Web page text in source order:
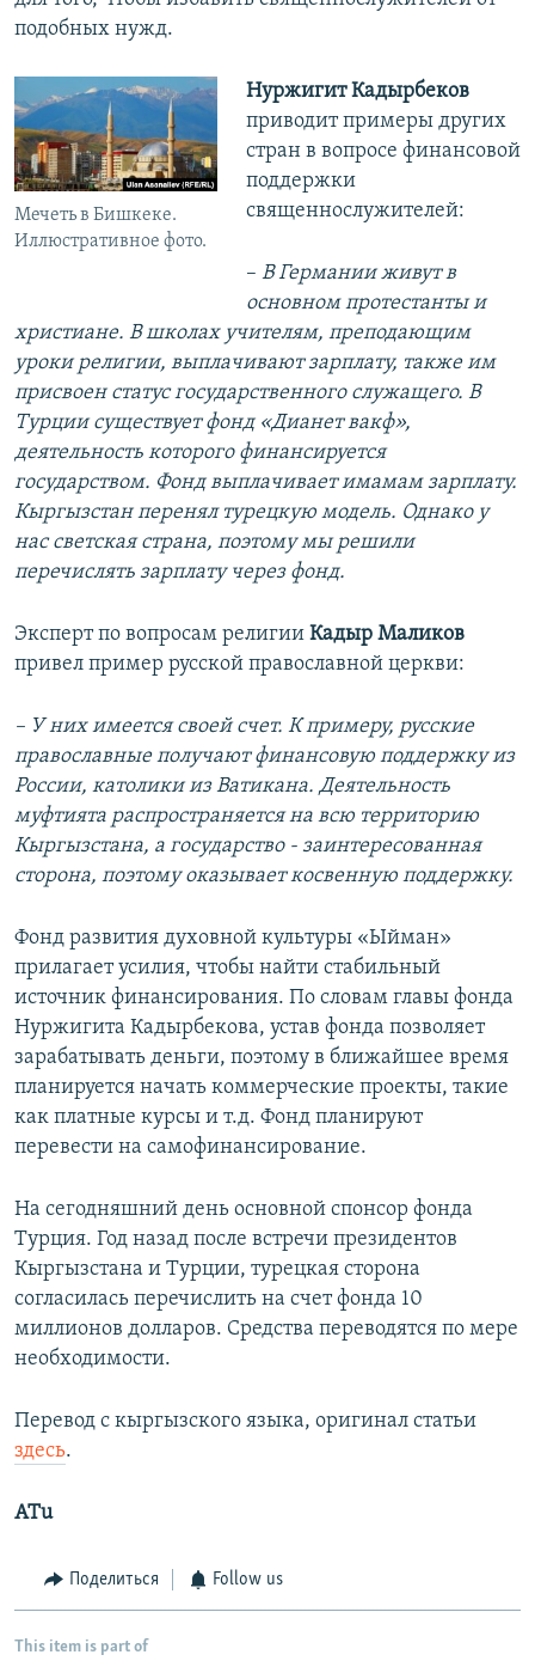
подобных нужд.
Мечеть в Бишкеке.
Иллюстративное фото.
Нуржигит Кадырбеков
приводит примеры других
стран в вопросе финансовой
поддержки
священнослужителей:
– В Германии живут в
основном протестанты и
христиане. В школах учителям, преподающим
уроки религии, выплачивают зарплату, также им
присвоен статус государственного служащего. В
Турции существует фонд «Дианет вакф»,
деятельность которого финансируется
государством. Фонд выплачивает имамам зарплату.
Кыргызстан перенял турецкую модель. Однако у
нас светская страна, поэтому мы решили
перечислять зарплату через фонд.
Эксперт по вопросам религии Кадыр Маликов
привел пример русской православной церкви:
– У них имеется своей счет. К примеру, русские
православные получают финансовую поддержку из
России, католики из Ватикана. Деятельность
муфтията распространяется на всю территорию
Кыргызстана, а государство - заинтересованная
сторона, поэтому оказывает косвенную поддержку.
Фонд развития духовной культуры «Ыйман»
прилагает усилия, чтобы найти стабильный
источник финансирования. По словам главы фонда
Нуржигита Кадырбекова, устав фонда позволяет
зарабатывать деньги, поэтому в ближайшее время
планируется начать коммерческие проекты, такие
как платные курсы и т.д. Фонд планируют
перевести на самофинансирование.
На сегодняшний день основной спонсор фонда
Турция. Год назад после встречи президентов
Кыргызстана и Турции, турецкая сторона
согласилась перечислить на счет фонда 10
миллионов долларов. Средства переводятся по мере
необходимости.
Перевод с кыргызского языка, оригинал статьи
здесь.
ATu
Поделиться Follow us
This item is part of